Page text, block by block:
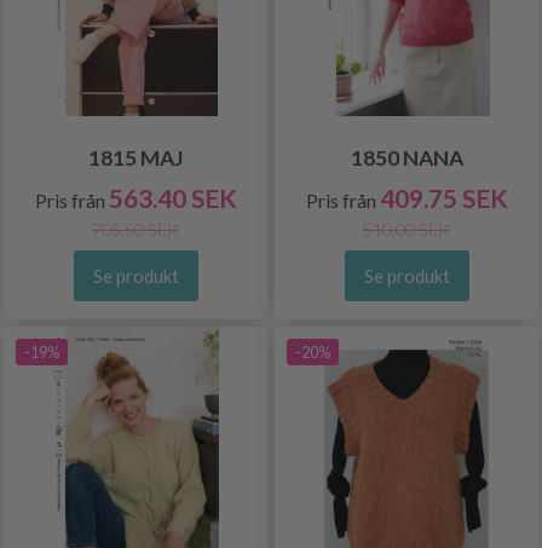
1815 MAJ
Pris från 563.40 SEK
705.50 SEK
Se produkt
1850 NANA
Pris från 409.75 SEK
510.00 SEK
Se produkt
-19% -20%